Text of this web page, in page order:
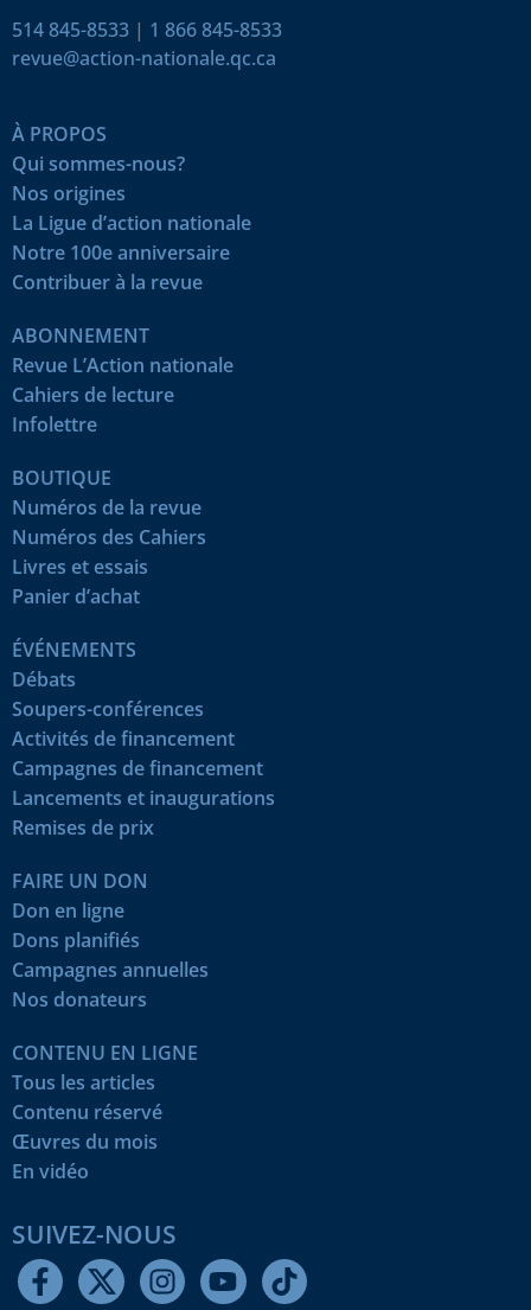
514 845-8533 | 1 866 845-8533
revue@action-nationale.qc.ca
À PROPOS
Qui sommes-nous?
Nos origines
La Ligue d’action nationale
Notre 100e anniversaire
Contribuer à la revue
ABONNEMENT
Revue L’Action nationale
Cahiers de lecture
Infolettre
BOUTIQUE
Numéros de la revue
Numéros des Cahiers
Livres et essais
Panier d’achat
ÉVÉNEMENTS
Débats
Soupers-conférences
Activités de financement
Campagnes de financement
Lancements et inaugurations
Remises de prix
FAIRE UN DON
Don en ligne
Dons planifiés
Campagnes annuelles
Nos donateurs
CONTENU EN LIGNE
Tous les articles
Contenu réservé
Œuvres du mois
En vidéo
SUIVEZ-NOUS